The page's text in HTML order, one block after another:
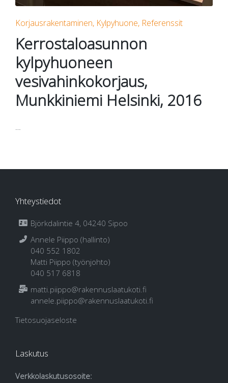
Posted
in
Korjausrakentaminen Kylpyhuone Referenssit
Kerrostaloasunnon
kylpyhuoneen
vesivahinkokorjaus,
Munkkiniemi Helsinki, 2016
…
Yhteystiedot
Björkdalintie 4, 04240 Sipoo
Annele Piippo (hallinto)
040 552 1802
Matti Piippo (työnjohto)
040 517 6818
matti.piippo@rakennuslaatukoti.fi
annele.piippo@rakennuslaatukoti.fi
Tietosuojaseloste
Laskutus
Verkkolaskutusosoite: